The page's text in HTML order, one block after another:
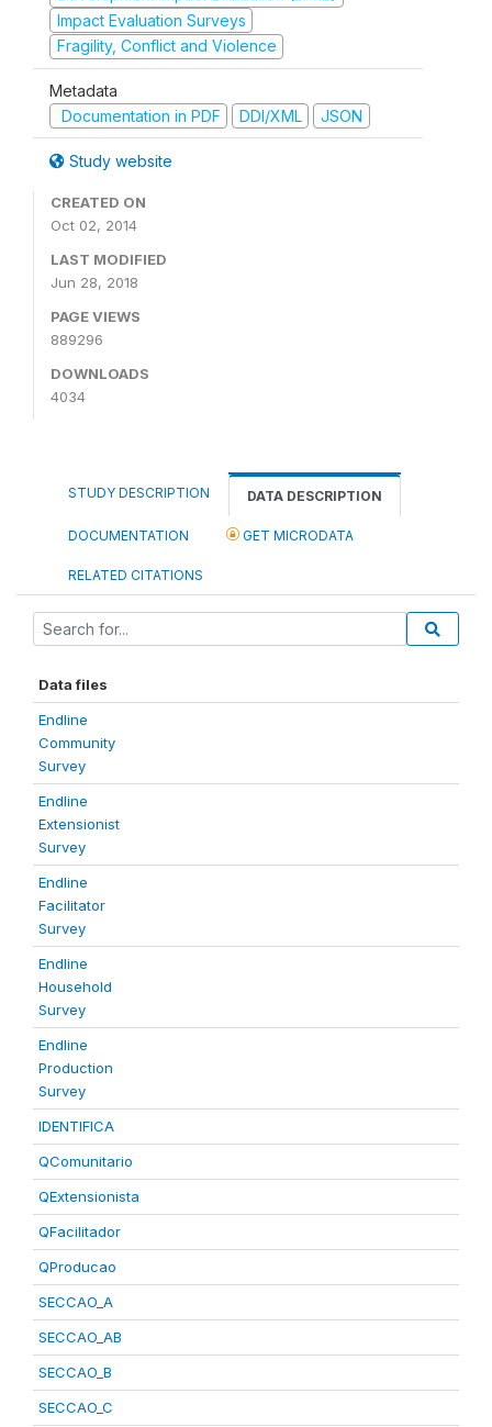
Impact Evaluation Surveys
Fragility, Conflict and Violence
Metadata
Documentation in PDF
DDI/XML JSON
Study website
CREATED ON
Oct 02, 2014
LAST MODIFIED
Jun 28, 2018
PAGE VIEWS
889296
DOWNLOADS
4034
STUDY DESCRIPTION DATA DESCRIPTION
DOCUMENTATION GET MICRODATA
RELATED CITATIONS
Data files
Endline
Community
Survey
Endline
Extensionist
Survey
Endline
Facilitator
Survey
Endline
Household
Survey
Endline
Production
Survey
IDENTIFICA
QComunitario
QExtensionista
QFacilitador
QProducao
SECCAO_A
SECCAO_AB
SECCAO_B
SECCAO_C